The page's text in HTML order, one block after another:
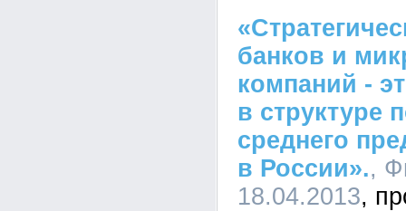
банков и
компаний -
в структуре
среднего
в России».,
18.04.2013